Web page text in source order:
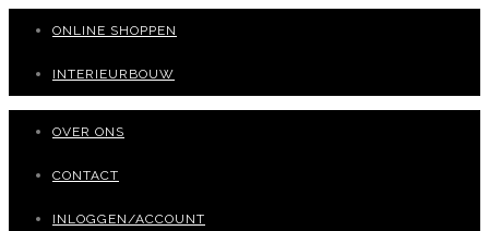
ONLINE SHOPPEN
INTERIEURBOUW
OVER ONS
CONTACT
INLOGGEN/ACCOUNT